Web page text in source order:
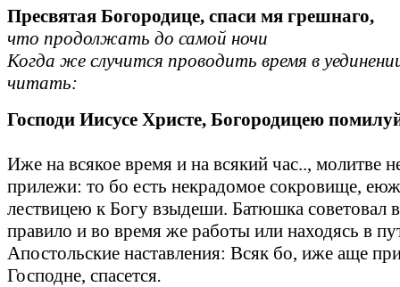
Пресвятая Богородице, спаси мя грешнаго,
что продолжать до самой ночи
Когда же случится проводить время в
читать:
Господи Иисусе Христе, Богородицею
Иже на всякое время и на всякий час.., молитве
прилежи: то бо есть некрадомое сокровище,
лествицею к Богу взыдеши. Батюшка советовал
правило и во время же работы или находясь в
Апостольские наставления: Всяк бо, иже аще
Господне, спасется.